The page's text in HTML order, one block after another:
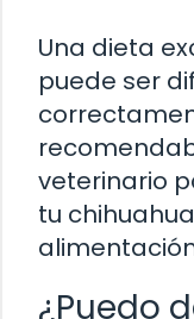
Una dieta
puede ser
veterinario
tu
¿Puedo